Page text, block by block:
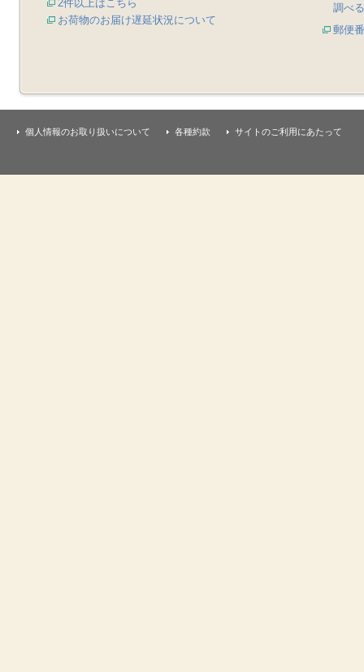
2件以上はこちら
お荷物のお届け遅延状況について
調べる
郵便
個人情報のお取り扱いについて 各種約款 サイトのご利用にあたって